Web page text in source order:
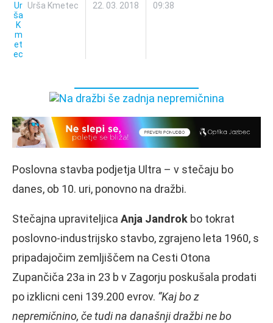
Urša Kmetec 22. 03. 2018 09:38
Poslovna stavba podjetja Ultra – v stečaju bo
danes, ob 10. uri, ponovno na dražbi.
Stečajna upraviteljica Anja Jandrok bo tokrat
poslovno-industrijsko stavbo, zgrajeno leta 1960, s
pripadajočim zemljiščem na Cesti Otona
Zupančiča 23a in 23 b v Zagorju poskušala prodati
po izklicni ceni 139.200 evrov. “Kaj bo z
nepremičnino, če tudi na današnji dražbi ne bo